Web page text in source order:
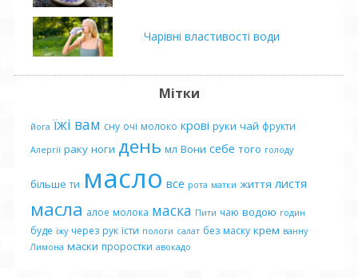
Чарівні властивості води
Мітки
йога їжі вам сну очі молоко крові руки чай фрукти
Алергії раку ноги день мл Вони себе того голоду
більше ти масло все рота матки життя листя
масла алое молока маска Пити чаю водою годин
буде їжу через рук їсти пологи салат без маску крем ванну
Лимона маски проростки авокадо